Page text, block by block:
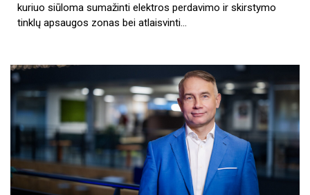
kuriuo siūloma sumažinti elektros perdavimo ir skirstymo
tinklų apsaugos zonas bei atlaisvinti…